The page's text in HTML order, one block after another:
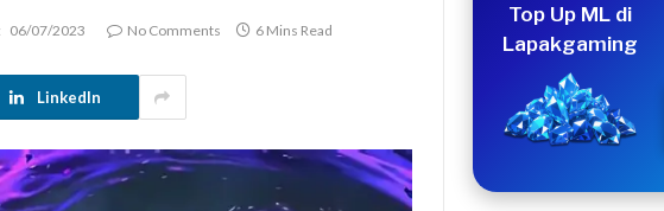
06/07/2023 No Comments 6 Mins Read
LinkedIn
Top Up ML di
Lapakgaming